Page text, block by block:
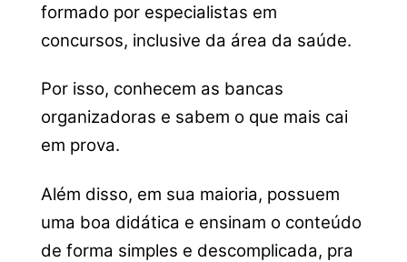
formado por especialistas em
concursos, inclusive da área da saúde.
Por isso, conhecem as bancas
organizadoras e sabem o que mais cai
em prova.
Além disso, em sua maioria, possuem
uma boa didática e ensinam o conteúdo
de forma simples e descomplicada, pra